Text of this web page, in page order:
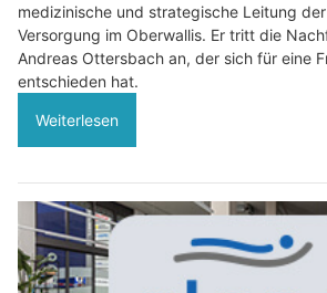
medizinische und strategische Leitung
Versorgung im Oberwallis. Er tritt die
Andreas Ottersbach an, der sich für eine
entschieden hat.
Weiterlesen